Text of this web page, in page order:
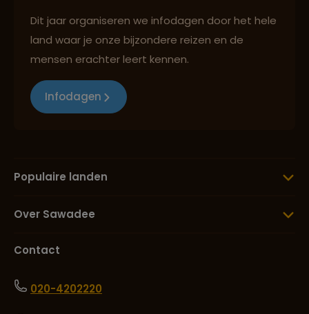
Dit jaar organiseren we infodagen door het hele
land waar je onze bijzondere reizen en de
mensen erachter leert kennen.
Infodagen
Populaire landen
Over Sawadee
Contact
020-4202220